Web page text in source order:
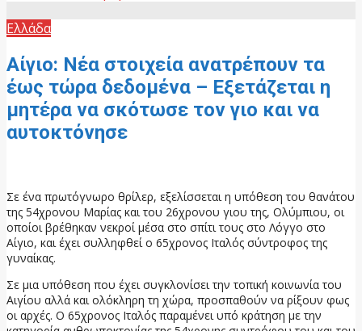
Ελλάδα
Αίγιο: Nέα στοιχεία ανατρέπουν τα
έως τώρα δεδομένα – Εξετάζεται η
μητέρα να σκότωσε τον γιο και να
αυτοκτόνησε
Σε ένα πρωτόγνωρο θρίλερ, εξελίσσεται η υπόθεση του θανάτου
της 54χρονου Μαρίας και του 26χρονου γιου της, Ολύμπιου, οι
οποίοι βρέθηκαν νεκροί μέσα στο σπίτι τους στο Λόγγο στο
Αίγιο, και έχει συλληφθεί ο 65χρονος Ιταλός σύντροφος της
γυναίκας.
Σε μια υπόθεση που έχει συγκλονίσει την τοπική κοινωνία του
Αιγίου αλλά και ολόκληρη τη χώρα, προσπαθούν να ρίξουν φως
οι αρχές. Ο 65χρονος Ιταλός παραμένει υπό κράτηση με την